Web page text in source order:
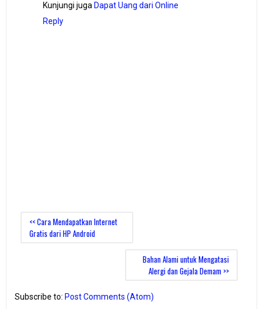
Kunjungi juga Dapat Uang dari Online
Reply
<< Cara Mendapatkan Internet
Gratis dari HP Android
Bahan Alami untuk Mengatasi
Alergi dan Gejala Demam >>
Subscribe to: Post Comments (Atom)